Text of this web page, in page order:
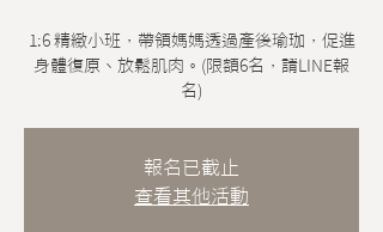
1:6 精緻小班，帶領媽媽透過產後瑜珈，促進
身體復原、放鬆肌肉。(限額6名，請LINE報
名)
報名已截止
查看其他活動